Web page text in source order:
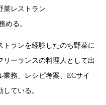
菜レストラン
める。
トランを経験したのち野菜に
ーランスの料理人として出
務、レシピ考案、ECサイ
ている。